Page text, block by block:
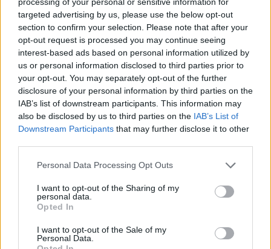
targeted advertising by us, please use the below opt-out
section to confirm your selection. Please note that after your
opt-out request is processed you may continue seeing
interest-based ads based on personal information utilized by
us or personal information disclosed to third parties prior to
your opt-out. You may separately opt-out of the further
disclosure of your personal information by third parties on the
IAB’s list of downstream participants. This information may
also be disclosed by us to third parties on the IAB’s List of
Downstream Participants that may further disclose it to other
Please note that this website/app uses one or more Google
not limited to your visit or usage behaviour. You may click to
grant or deny consent to Google and its third-party tags to
use your data for below specified purposes in below Google
consent section.
Personal Data Processing Opt Outs
I want to opt-out of the Sharing of my
personal data.
Opted In
I want to opt-out of the Sale of my
Personal Data.
Όταν το παραμύθι γίνεται εφιάλτης
Το επαγγελματικό παραμύθι επιτυχίας έγινε
προσωπικός εφιάλτης όταν η ερωτική της σχέση
με τον συνιδρυτή Τζάστιν Ματίν έληξε.
Διαβάστε περισσότερα στοjenny.gr
Ακολουθήστε τοinsider.gr στο Google News
και μάθετε